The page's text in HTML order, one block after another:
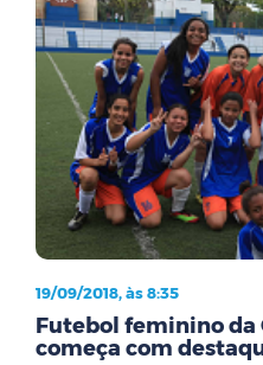
19/09/2018, às 8:35
Futebol feminino da
começa com